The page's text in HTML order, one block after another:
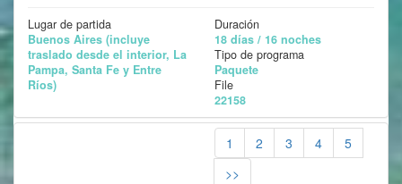
Lugar de partida
Buenos Aires (incluye
traslado desde el interior, La
Pampa, Santa Fe y Entre
Ríos)
Duración
18 días / 16 noches
Tipo de programa
Paquete
File
22158
1 2 3 4
5
>>